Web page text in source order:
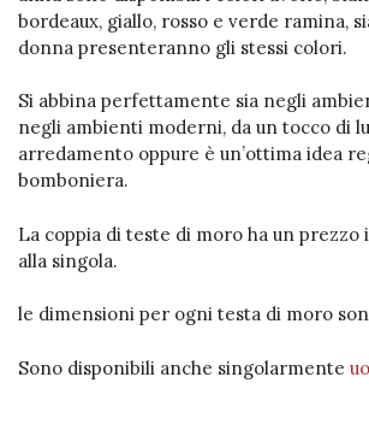
bordeaux, giallo, rosso e verde ramina,
donna presenteranno gli stessi colori.
Si abbina perfettamente sia negli
negli ambienti moderni, da un tocco di
arredamento oppure è un’ottima idea
bomboniera.
La coppia di teste di moro ha un
alla singola.
le dimensioni per ogni testa di moro
Sono disponibili anche singolarmente